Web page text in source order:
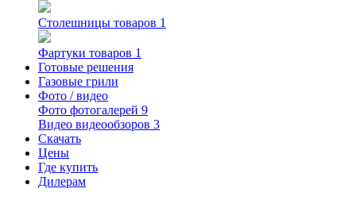
Столешницы товаров 1
Фартуки товаров 1
Готовые решения
Газовые грили
Фото / видео
Фото фотогалерей 9
Видео видеообзоров 3
Скачать
Цены
Где купить
Дилерам